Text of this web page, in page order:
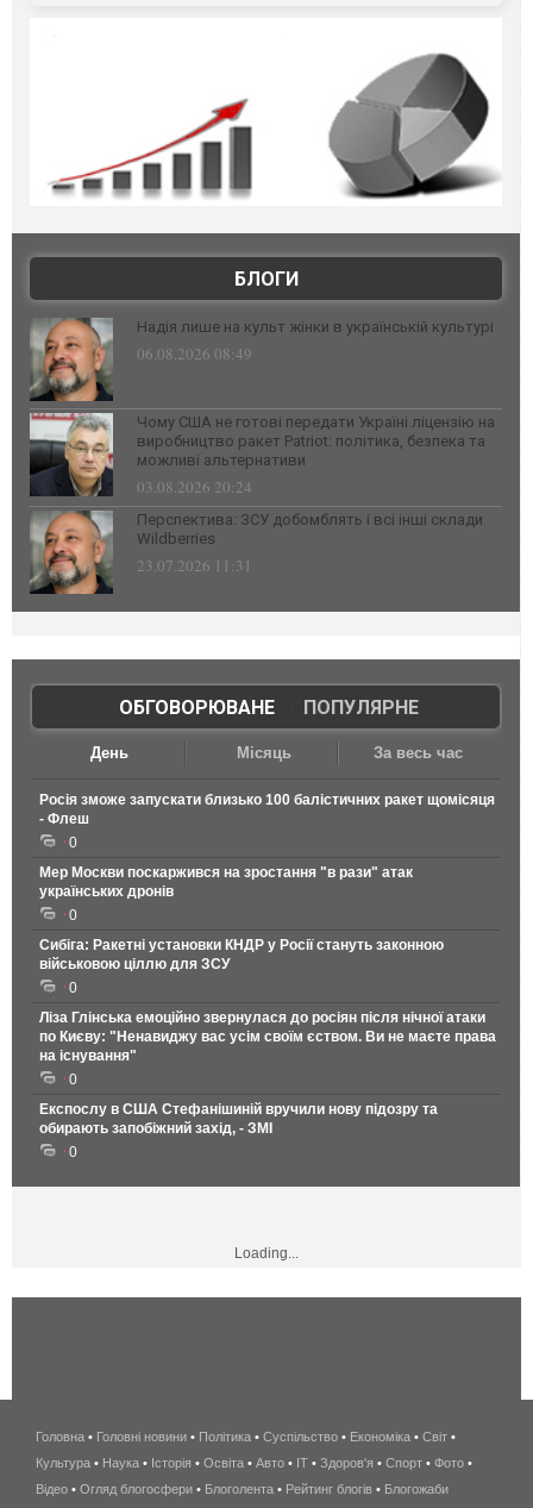
БЛОГИ
Надія лише на культ жінки в українській культурі
06.08.2026 08:49
Чому США не готові передати Україні ліцензію на
виробництво ракет Patriot: політика, безпека та
можливі альтернативи
03.08.2026 20:24
Перспектива: ЗСУ добомблять і всі інші склади
Wildberries
23.07.2026 11:31
ОБГОВОРЮВАНЕ| ПОПУЛЯРНЕ
День Місяць За весь час
Росія зможе запускати близько 100 балістичних ракет щомісяця
- Флеш
0
Мер Москви поскаржився на зростання "в рази" атак
українських дронів
0
Сибіга: Ракетні установки КНДР у Росії стануть законною
військовою ціллю для ЗСУ
0
Ліза Глінська емоційно звернулася до росіян після нічної атаки
по Києву: "Ненавиджу вас усім своїм єством. Ви не маєте права
на існування"
0
Експослу в США Стефанішиній вручили нову підозру та
обирають запобіжний захід, - ЗМІ
0
Loading...
беспроводной
интернет
киев
Головна • Головні новини • Політика • Суспільство • Економіка • Світ •
Культура • Наука • Історія • Освіта • Авто • IT • Здоров'я • Спорт • Фото •
Відео • Огляд блогосфери • Блоголента • Рейтинг блогів • Блогожаби